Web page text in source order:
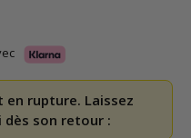
rupture. Laissez
son retour :